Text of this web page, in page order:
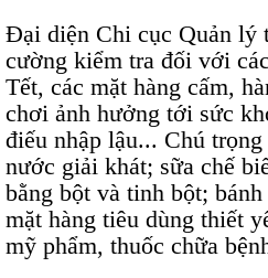
Đại diện Chi cục Quản lý
cường kiểm tra đối với
Tết, các mặt hàng cấm,
chơi ảnh hưởng tới sức
điếu nhập lậu... Chú
nước giải khát; sữa chế
bằng bột và tinh bột;
mặt hàng tiêu dùng thiết
mỹ phẩm, thuốc chữa